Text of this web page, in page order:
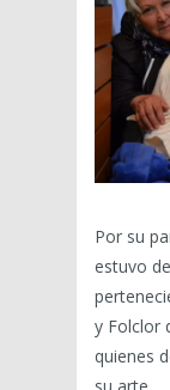
Por su
estuvo
y Folclor
quienes